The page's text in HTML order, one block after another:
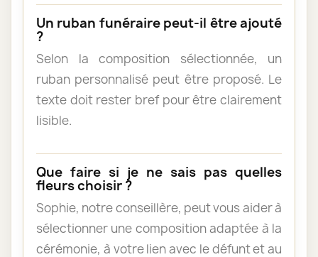
Un ruban funéraire peut-il être ajouté
?
Selon la composition sélectionnée, un
ruban personnalisé peut être proposé. Le
texte doit rester bref pour être clairement
lisible.
Que faire si je ne sais pas quelles
fleurs choisir ?
Sophie, notre conseillère, peut vous aider à
sélectionner une composition adaptée à la
cérémonie, à votre lien avec le défunt et au